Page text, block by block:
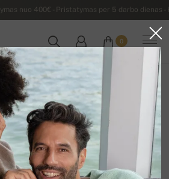
nuo 400€ - Pristatymas per 5 darbo dienas
0
megztiniai
iškirpte